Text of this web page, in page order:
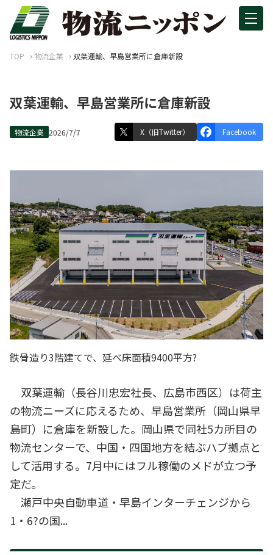
TOP 物流企業 双葉運輸、早島営業所に倉庫新設
双葉運輸、早島営業所に倉庫新設
物流企業 2026/7/7 X（旧Twitter） Facebook
鉄骨造り3階建てで、延べ床面積9400平方?
双葉運輸（長谷川忠宏社長、広島市西区）は荷主
の物流ニーズに応えるため、早島営業所（岡山県早
島町）に倉庫を新設した。岡山県で同社5カ所目の
物流センターで、中国・四国地方を結ぶハブ拠点と
して活用する。7月中にはフル稼働のメドが立つ予
定だ。
瀬戸中央自動車道・早島インターチェンジから
1・6?の国...